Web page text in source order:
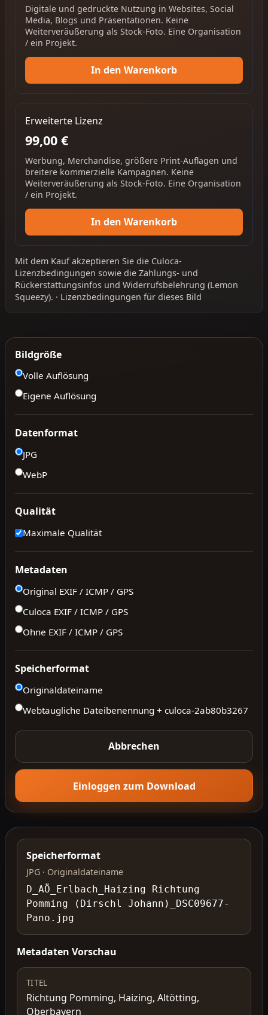
Digitale und gedruckte Nutzung in Websites, Social
Media, Blogs und Präsentationen. Keine
Weiterveräußerung als Stock-Foto. Eine Organisation
/ ein Projekt.
In den Warenkorb
Erweiterte Lizenz
99,00 €
Werbung, Merchandise, größere Print-Auflagen und
breitere kommerzielle Kampagnen. Keine
Weiterveräußerung als Stock-Foto. Eine Organisation
/ ein Projekt.
In den Warenkorb
Mit dem Kauf akzeptieren Sie die Culoca-
Lizenzbedingungen sowie die Zahlungs- und
Rückerstattungsinfos und Widerrufsbelehrung (Lemon
Squeezy). · Lizenzbedingungen für dieses Bild
Bildgröße
Volle Auflösung
Eigene Auflösung
Datenformat
JPG
WebP
Qualität
Maximale Qualität
Metadaten
Original EXIF / ICMP / GPS
Culoca EXIF / ICMP / GPS
Ohne EXIF / ICMP / GPS
Speicherformat
Originaldateiname
Webtaugliche Dateibenennung + culoca-2ab80b3267
Abbrechen
Einloggen zum Download
Speicherformat
JPG · Originaldateiname
D_AÖ_Erlbach_Haizing Richtung
Pomming (Dirschl Johann)_DSC09677-
Pano.jpg
Metadaten Vorschau
TITEL
Richtung Pomming, Haizing, Altötting,
Oberbayern